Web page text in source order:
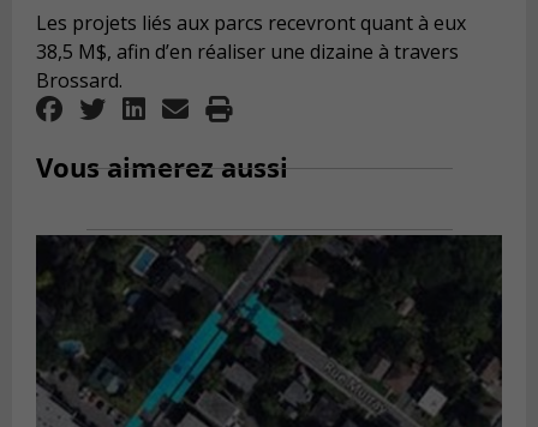
Les projets liés aux parcs recevront quant à eux
38,5 M$, afin d’en réaliser une dizaine à travers
Brossard.
Vous aimerez aussi